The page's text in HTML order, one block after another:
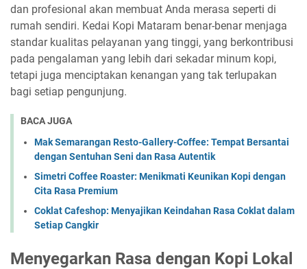
dan profesional akan membuat Anda merasa seperti di
rumah sendiri. Kedai Kopi Mataram benar-benar menjaga
standar kualitas pelayanan yang tinggi, yang berkontribusi
pada pengalaman yang lebih dari sekadar minum kopi,
tetapi juga menciptakan kenangan yang tak terlupakan
bagi setiap pengunjung.
BACA JUGA
Mak Semarangan Resto-Gallery-Coffee: Tempat Bersantai
dengan Sentuhan Seni dan Rasa Autentik
Simetri Coffee Roaster: Menikmati Keunikan Kopi dengan
Cita Rasa Premium
Coklat Cafeshop: Menyajikan Keindahan Rasa Coklat dalam
Setiap Cangkir
Menyegarkan Rasa dengan Kopi Lokal